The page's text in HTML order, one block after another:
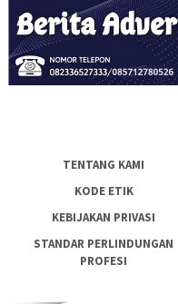
TENTANG KAMI
KODE ETIK
KEBIJAKAN PRIVASI
STANDAR PERLINDUNGAN
PROFESI